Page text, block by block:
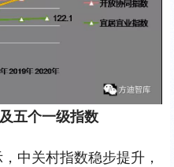
及五个一级指数
中关村指数稳步提升，